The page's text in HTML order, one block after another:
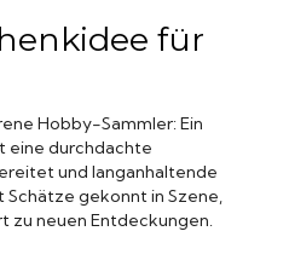
für
Hobby-Sammler: Ein
eine durchdachte
und langanhaltende
gekonnt in Szene,
zu neuen Entdeckungen.